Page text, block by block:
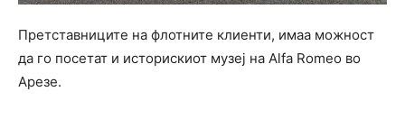
Претставниците на флотните клиенти, имаа можност
да го посетат и историскиот музеј на Alfa Romeo во
Арезе.